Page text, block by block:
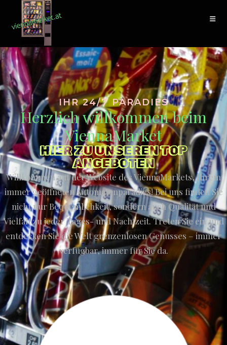
IHR 24/7 PARADIES
Herzlich willkommen beim
ViennaMarket
HIER ZU UNSEREN TOP
ANGEBOTEN
Willkommen auf der Website des ViennaMarkets, Ihrem
immer geöffneten Automatenparadies! Bei uns finden Sie
nicht nur Bequemlichkeit, sondern auch Qualität und
Vielfalt zu jeder Tages- und Nachtzeit. Treten Sie ein und
entdecken Sie die Welt grenzenlosen Genusses – immer
verfügbar, immer für Sie da.